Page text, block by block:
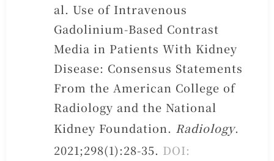
al. Use of Intravenous
Gadolinium-Based Contrast
Media in Patients With Kidney
Disease: Consensus Statements
From the American College of
Radiology and the National
Kidney Foundation. Radiology.
2021;298(1):28-35. DOI: